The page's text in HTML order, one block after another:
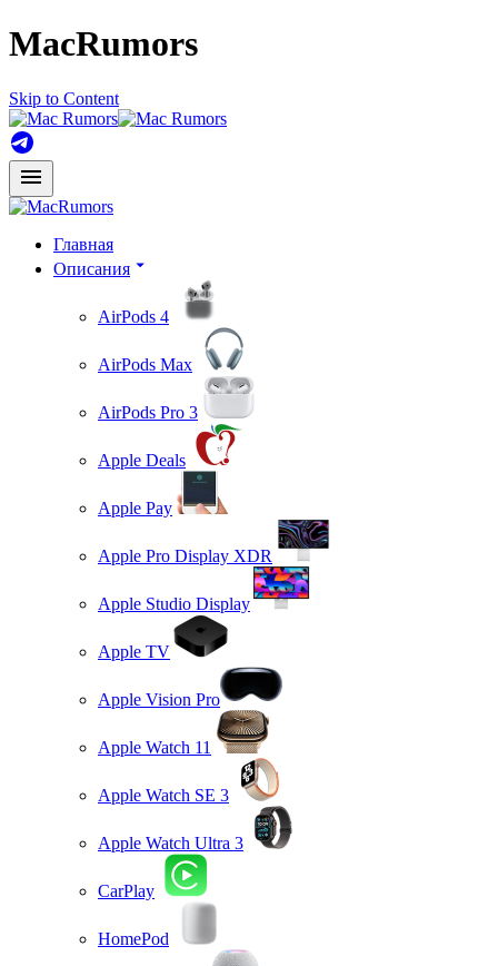
MacRumors
Skip to Content
Главная
Описания
AirPods 4
AirPods Max
AirPods Pro 3
Apple Deals
Apple Pay
Apple Pro Display XDR
Apple Studio Display
Apple TV
Apple Vision Pro
Apple Watch 11
Apple Watch SE 3
Apple Watch Ultra 3
CarPlay
HomePod